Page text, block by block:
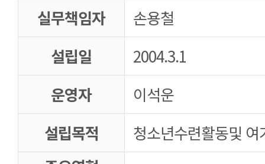
실무책임자
손용철
설립일
2004.3.1
운영자
이석운
설립목적
청소년수련활동및